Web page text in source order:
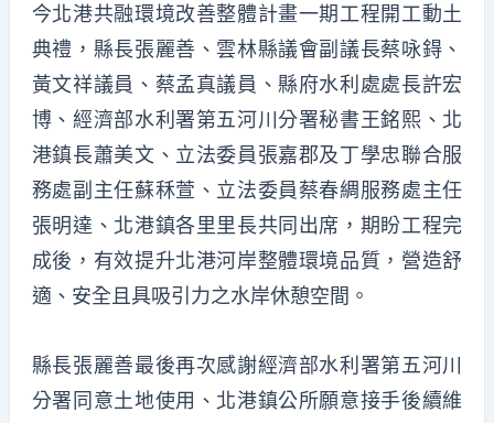
今北港共融環境改善整體計畫一期工程開工動土
典禮，縣長張麗善、雲林縣議會副議長蔡咏鍀、
黃文祥議員、蔡孟真議員、縣府水利處處長許宏
博、經濟部水利署第五河川分署秘書王銘熙、北
港鎮長蕭美文、立法委員張嘉郡及丁學忠聯合服
務處副主任蘇秝萱、立法委員蔡春綢服務處主任
張明達、北港鎮各里里長共同出席，期盼工程完
成後，有效提升北港河岸整體環境品質，營造舒
適、安全且具吸引力之水岸休憩空間。
縣長張麗善最後再次感謝經濟部水利署第五河川
分署同意土地使用、北港鎮公所願意接手後續維